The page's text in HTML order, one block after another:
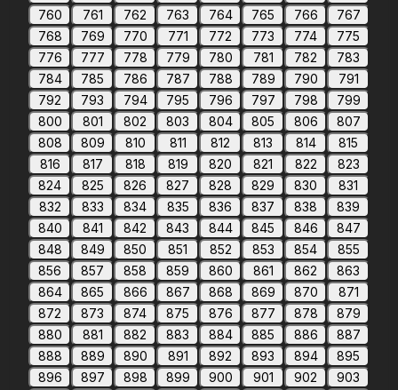
760
761 762 763 764 765 766
767
768
769 770 771 772 773 774
775
776
777 778 779 780 781 782
783
784
785 786 787 788 789 790
791
792
793 794 795 796 797 798
799
800
801 802 803 804 805 806
807
808
809 810 811 812 813 814
815
816
817 818 819 820 821 822
823
824
825 826 827 828 829 830
831
832
833 834 835 836 837 838
839
840
841 842 843 844 845 846
847
848
849 850 851 852 853 854
855
856
857 858 859 860 861 862
863
864
865 866 867 868 869 870
871
872
873 874 875 876 877 878
879
880
881 882 883 884 885 886
887
888
889 890 891 892 893 894
895
896
897 898 899 900 901 902
903